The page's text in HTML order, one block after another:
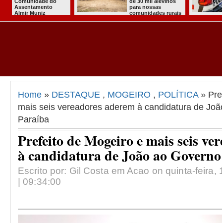
Home » DESTAQUE , MOGEIRO , POLÍTICA»
mais seis vereadores aderem à candidatura de
Paraíba
Prefeito de Mogeiro e mais seis
à candidatura de João ao
Escrito por: Gil Costa em Acao on quinta-feira,
| 09:34:00